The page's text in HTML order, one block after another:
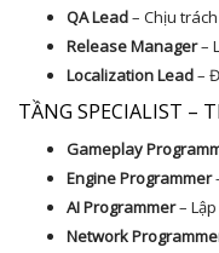
QA Lead– Chịu
Release Manager–
Localization Lead–
TẦNG SPECIALIST –
Gameplay
Engine Programmer
AI Programmer–
Network